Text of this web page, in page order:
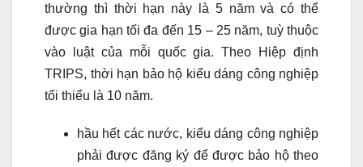
thường thì thời hạn này là 5 năm và có thể
được gia hạn tối đa đến 15 – 25 năm, tuỳ thuộc
vào luật của mỗi quốc gia. Theo Hiệp định
TRIPS, thời hạn bảo hộ kiểu dáng công nghiệp
tối thiểu là 10 năm.
hầu hết các nước, kiểu dáng công nghiệp
phải được đăng ký để được bảo hộ theo